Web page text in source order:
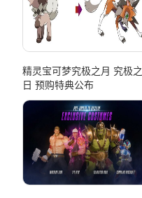
精灵宝可梦究极之月 究极之
日 预购特典公布